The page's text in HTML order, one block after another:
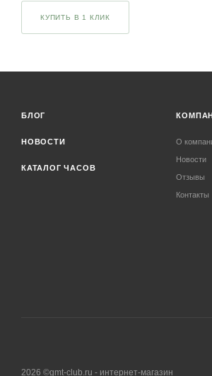
КУПИТЬ В 1 КЛИК
БЛОГ
НОВОСТИ
КАТАЛОГ ЧАСОВ
О
Новости
Отзывы
Контакты
2026 ©gmt-club.ru - интернет-магазин